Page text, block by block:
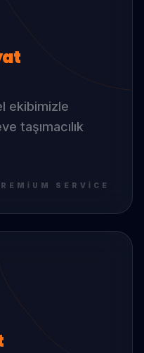
ekibimizle
taşımacılık
SERVICE